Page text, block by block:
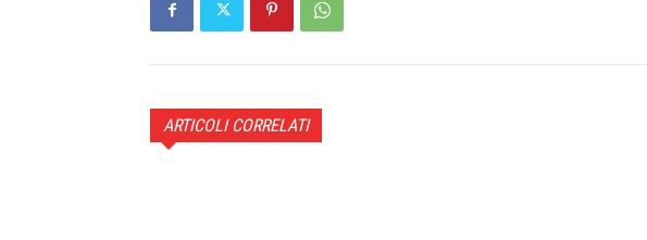
ARTICOLI CORRELATI